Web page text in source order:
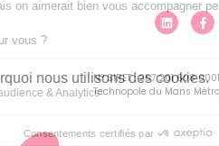
N° SIRET : 257 201 608
Technopole du Mans